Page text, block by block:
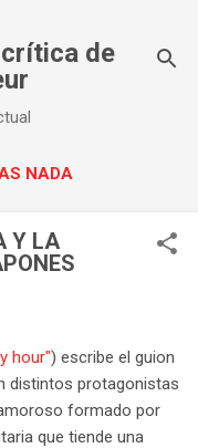
de
NADA
Y LA
hour") escribe el guion
distintos protagonistas
formado por
que tiende una